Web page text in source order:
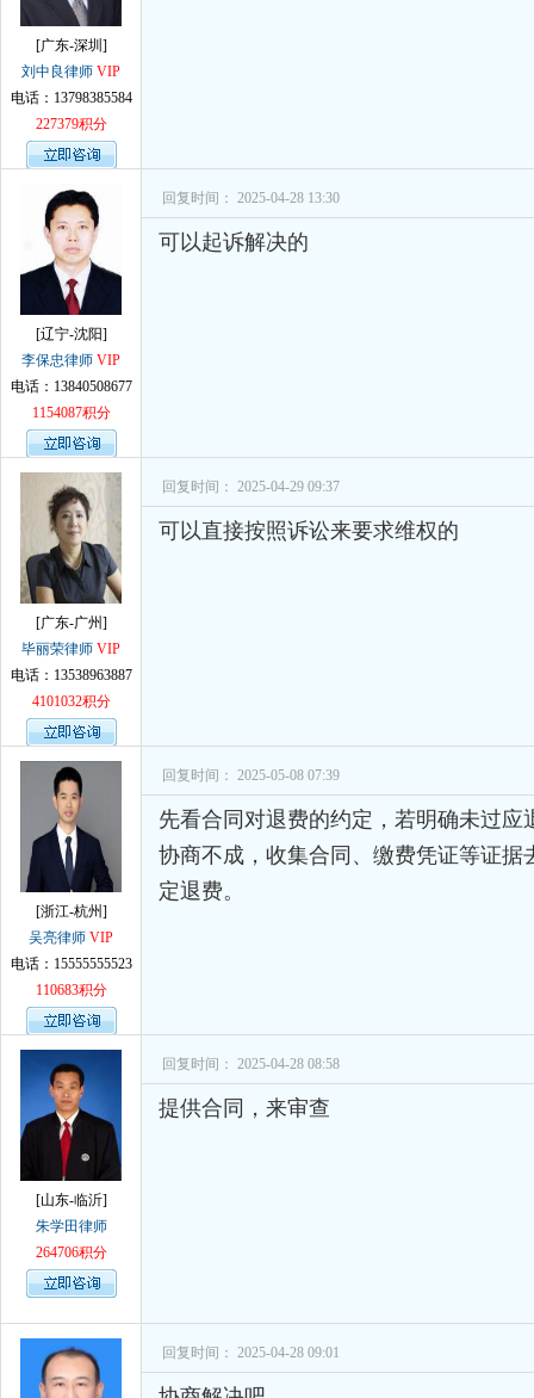
[广东-深圳]
刘中良律师 VIP
电话：13798385584
227379积分
[辽宁-沈阳]
李保忠律师 VIP
电话：13840508677
1154087积分
回复时间： 2025-04-28 13:30
可以起诉解决的
[广东-广州]
毕丽荣律师 VIP
电话：13538963887
4101032积分
回复时间： 2025-04-29 09:37
可以直接按照诉讼来要求维权的
[浙江-杭州]
吴亮律师 VIP
电话：15555555523
110683积分
回复时间： 2025-05-08 07:39
先看合同对退费的约定，若明确未过应
协商不成，收集合同、缴费凭证等证据
定退费。
[山东-临沂]
朱学田律师
264706积分
回复时间： 2025-04-28 08:58
提供合同，来审查
回复时间： 2025-04-28 09:01